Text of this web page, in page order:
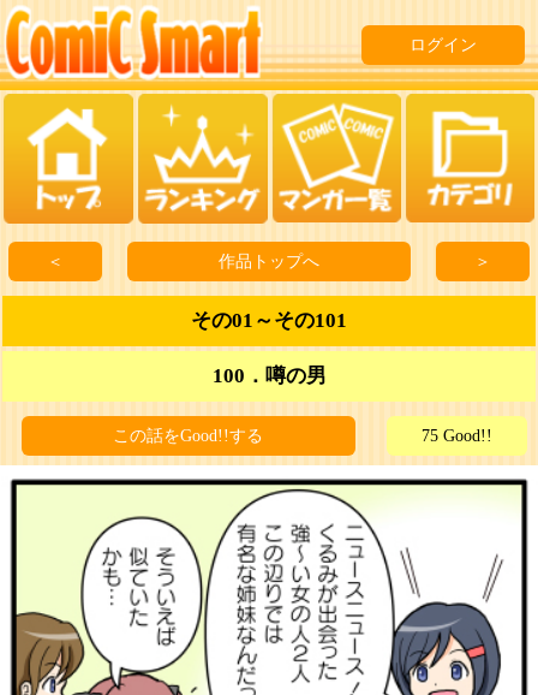
ログイン
＜ 作品トップへ ＞
その01～その101
100．噂の男
この話をGood!!する 75 Good!!